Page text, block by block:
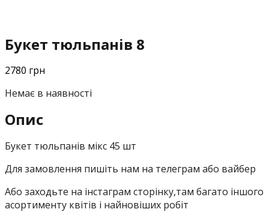
Букет тюльпанів 8
2780 грн
Немає в наявності
Опис
Букет тюльпанів мікс 45 шт
Для замовлення пишіть нам на телеграм або вайбер
Або заходьте на інстаграм сторінку,там багато іншого
асортименту квітів і найновіших робіт